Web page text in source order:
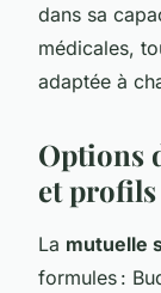
dans sa
médicales,
adaptée à
Options
et profils
La mutuelle
formules :